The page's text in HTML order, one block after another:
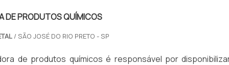
DE PRODUTOS QUÍMICOS
/ SÃO JOSÉ DO RIO PRETO - SP
de produtos químicos é responsável por